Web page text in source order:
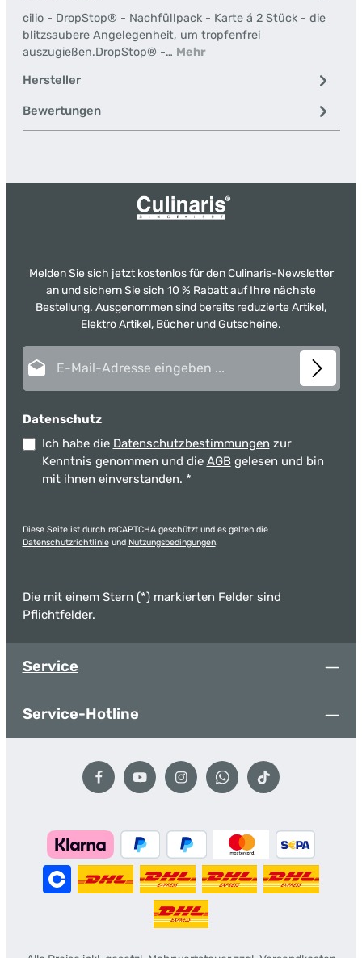
cilio - DropStop® - Nachfüllpack - Karte á 2 Stück - die
blitzsaubere Angelegenheit, um tropfenfrei
auszugießen.DropStop® -… Mehr
Hersteller
Bewertungen
Melden Sie sich jetzt kostenlos für den Culinaris-Newsletter
an und sichern Sie sich 10 % Rabatt auf Ihre nächste
Bestellung. Ausgenommen sind bereits reduzierte Artikel,
Elektro Artikel, Bücher und Gutscheine.
Datenschutz
Ich habe die Datenschutzbestimmungen zur
Kenntnis genommen und die AGB gelesen und bin
mit ihnen einverstanden. *
Diese Seite ist durch reCAPTCHA geschützt und es gelten die
Datenschutzrichtlinieund Nutzungsbedingungen.
Die mit einem Stern (*) markierten Felder sind
Pflichtfelder.
Service
Service-Hotline